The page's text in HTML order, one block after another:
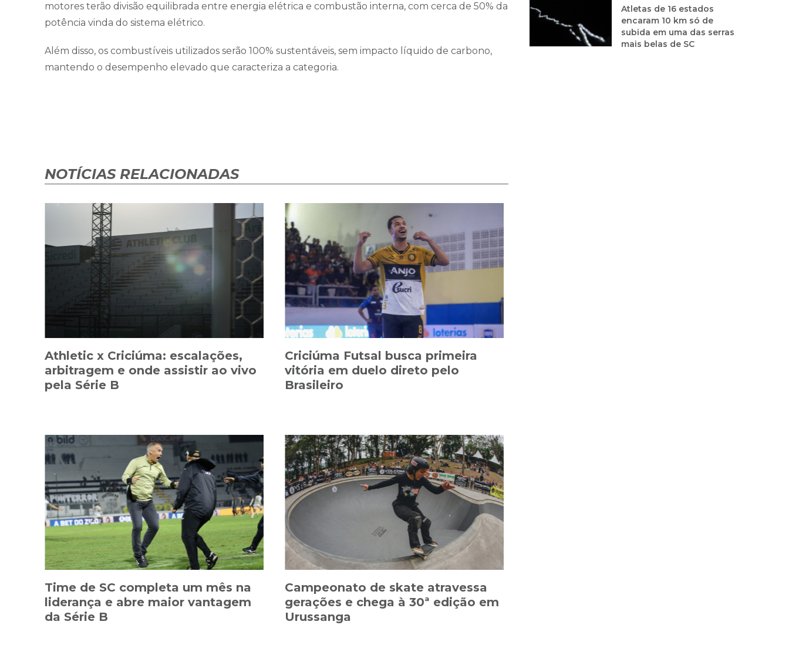
motores terão divisão equilibrada entre energia elétrica e combustão interna, com cerca de 50% da
potência vinda do sistema elétrico.
Além disso, os combustíveis utilizados serão 100% sustentáveis, sem impacto líquido de carbono,
mantendo o desempenho elevado que caracteriza a categoria.
NOTÍCIAS RELACIONADAS
Athletic x Criciúma: escalações,
arbitragem e onde assistir ao vivo
pela Série B
Criciúma Futsal busca primeira
vitória em duelo direto pelo
Brasileiro
Time de SC completa um mês na
liderança e abre maior vantagem
da Série B
Campeonato de skate atravessa
gerações e chega à 30ª edição em
Urussanga
Atletas de 16 estados
encaram 10 km só de
subida em uma das serras
mais belas de SC